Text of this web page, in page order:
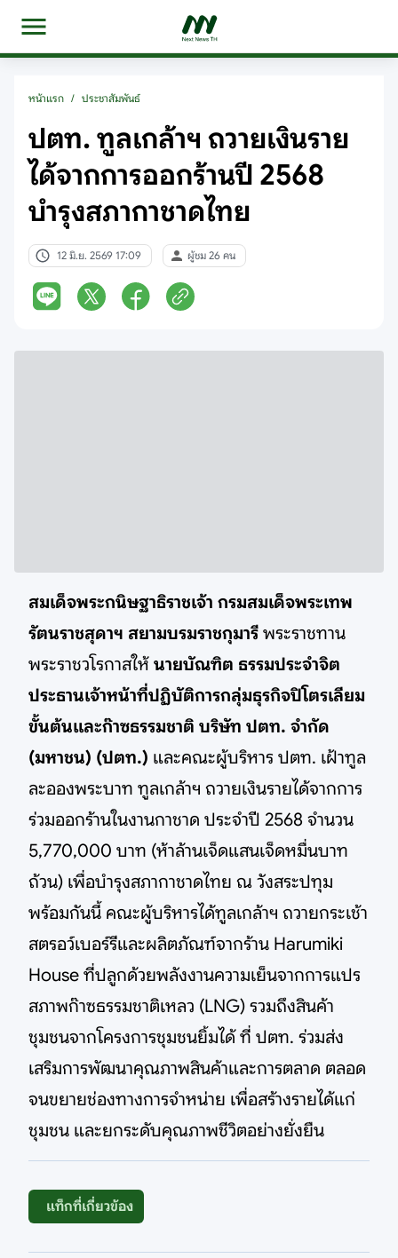
หน้าแรก / ประชาสัมพันธ์
ปตท. ทูลเกล้าฯ ถวายเงินราย
ได้จากการออกร้านปี 2568
บำรุงสภากาชาดไทย
12 มิ.ย. 2569 17:09 ผู้ชม 26 คน
สมเด็จพระกนิษฐาธิราชเจ้า กรมสมเด็จพระเทพ
รัตนราชสุดาฯ สยามบรมราชกุมารี พระราชทาน
พระราชวโรกาสให้ นายบัณฑิต ธรรมประจําจิต
ประธานเจ้าหน้าที่ปฏิบัติการกลุ่มธุรกิจปิโตรเลียม
ขั้นต้นและก๊าซธรรมชาติ บริษัท ปตท. จำกัด
(มหาชน) (ปตท.) และคณะผู้บริหาร ปตท. เฝ้าทูล
ละอองพระบาท ทูลเกล้าฯ ถวายเงินรายได้จากการ
ร่วมออกร้านในงานกาชาด ประจำปี 2568 จำนวน
5,770,000 บาท (ห้าล้านเจ็ดแสนเจ็ดหมื่นบาท
ถ้วน) เพื่อบำรุงสภากาชาดไทย ณ วังสระปทุม
พร้อมกันนี้ คณะผู้บริหารได้ทูลเกล้าฯ ถวายกระเช้า
สตรอว์เบอร์รีและผลิตภัณฑ์จากร้าน Harumiki
House ที่ปลูกด้วยพลังงานความเย็นจากการแปร
สภาพก๊าซธรรมชาติเหลว (LNG) รวมถึงสินค้า
ชุมชนจากโครงการชุมชนยิ้มได้ ที่ ปตท. ร่วมส่ง
เสริมการพัฒนาคุณภาพสินค้าและการตลาด ตลอด
จนขยายช่องทางการจำหน่าย เพื่อสร้างรายได้แก่
ชุมชน และยกระดับคุณภาพชีวิตอย่างยั่งยืน
แท็กที่เกี่ยวข้อง